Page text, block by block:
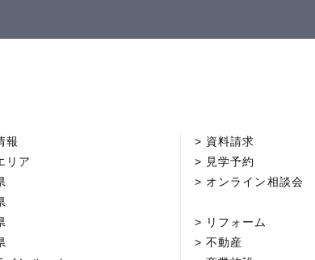
報
リア
資料請求
見学予約
オンライン相談会
リフォーム
不動産